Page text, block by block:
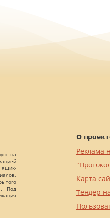
на
ящик-
Под
О
Реклама
Карта
Тендер